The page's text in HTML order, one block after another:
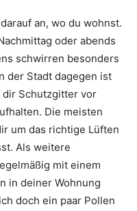
an, wo du wohnst.
oder abends
schwirren besonders
der Stadt dagegen ist
Schutzgitter vor
Die meisten
um das richtige Lüften
Als weitere
mit einem
in deiner Wohnung
doch ein paar Pollen